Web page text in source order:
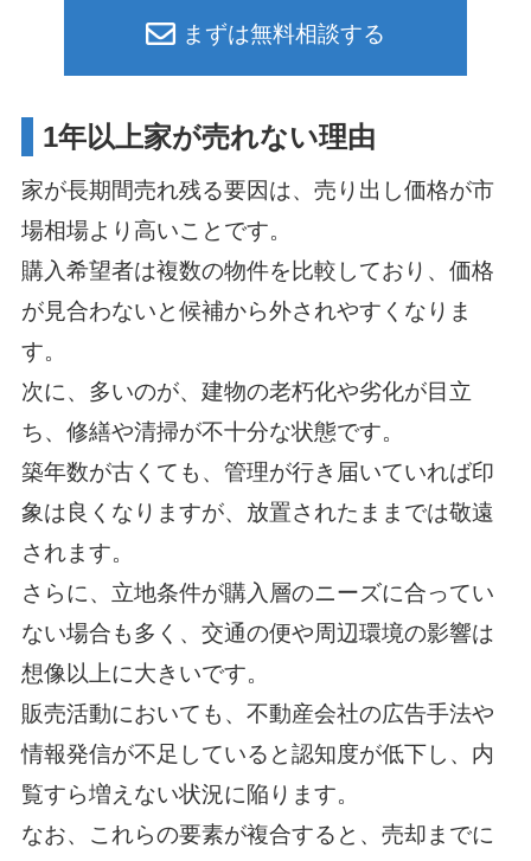
まずは無料相談する
1年以上家が売れない理由
家が長期間売れ残る要因は、売り出し価格が市
場相場より高いことです。
購入希望者は複数の物件を比較しており、価格
が見合わないと候補から外されやすくなりま
す。
次に、多いのが、建物の老朽化や劣化が目立
ち、修繕や清掃が不十分な状態です。
築年数が古くても、管理が行き届いていれば印
象は良くなりますが、放置されたままでは敬遠
されます。
さらに、立地条件が購入層のニーズに合ってい
ない場合も多く、交通の便や周辺環境の影響は
想像以上に大きいです。
販売活動においても、不動産会社の広告手法や
情報発信が不足していると認知度が低下し、内
覧すら増えない状況に陥ります。
なお、これらの要素が複合すると、売却までに